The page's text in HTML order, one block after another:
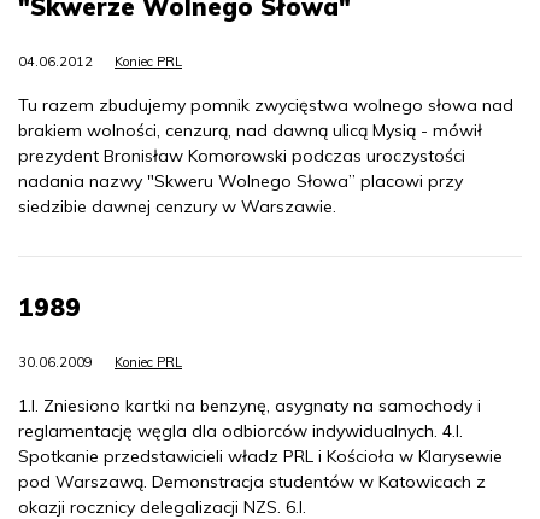
"Skwerze Wolnego Słowa"
04.06.2012 Koniec PRL
Tu razem zbudujemy pomnik zwycięstwa wolnego słowa nad
brakiem wolności, cenzurą, nad dawną ulicą Mysią - mówił
prezydent Bronisław Komorowski podczas uroczystości
nadania nazwy "Skweru Wolnego Słowa” placowi przy
siedzibie dawnej cenzury w Warszawie.
1989
30.06.2009 Koniec PRL
1.I. Zniesiono kartki na benzynę, asygnaty na samochody i
reglamentację węgla dla odbiorców indywidualnych. 4.I.
Spotkanie przedstawicieli władz PRL i Kościoła w Klarysewie
pod Warszawą. Demonstracja studentów w Katowicach z
okazji rocznicy delegalizacji NZS. 6.I.